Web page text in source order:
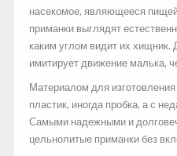
насекомое, являющееся
приманки выглядят
каким углом видит их хищник.
имитирует движение малька,
Материалом для
пластик, иногда пробка, а с
Самыми надежными и
цельнолитые приманки без